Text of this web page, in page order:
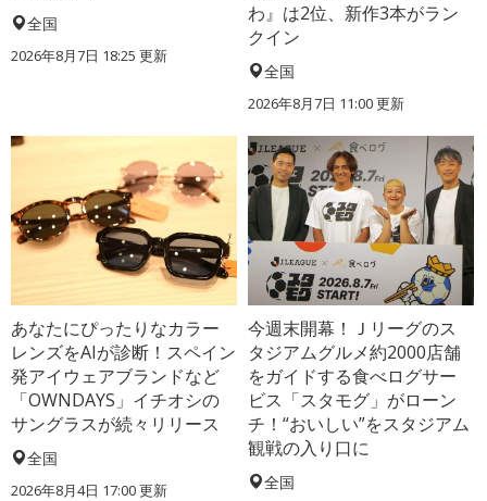
全国
2026年8月7日 18:25 更新
わ』は2位、新作3本がラン
クイン
全国
2026年8月7日 11:00更新
あなたにぴったりなカラー
レンズをAIが診断！スペイン
発アイウェアブランドなど
「OWNDAYS」イチオシの
サングラスが続々リリース
全国
2026年8月4日 17:00更新
今週末開幕！Ｊリーグのス
タジアムグルメ約2000店舗
をガイドする食べログサー
ビス「スタモグ」がローン
チ！“おいしい”をスタジアム
観戦の入り口に
全国